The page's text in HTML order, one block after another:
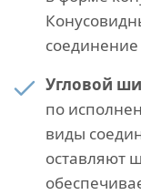
Угловой
по
виды
оставляют